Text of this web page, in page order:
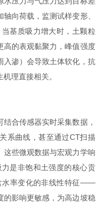
向荷载，监测试样变形、
基质吸力增大时，土颗粒
高的表观黏聚力，峰值强度
入渗）会导致土体软化，抗
理直接相关。
合传感器实时采集数据，
系曲线，甚至通过CT扫描
这些微观数据与宏观力学响
是非饱和土强度的核心贡
水率变化的非线性特征——
的影响更敏感，为高边坡稳